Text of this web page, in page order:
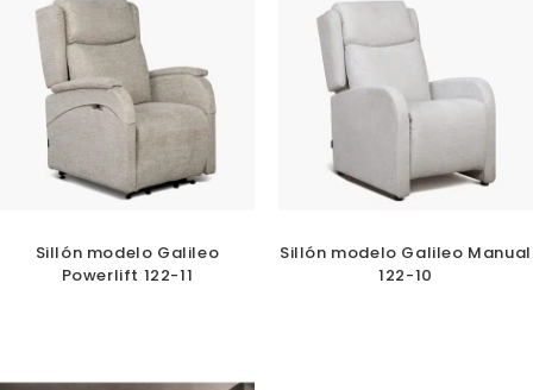
Sillón modelo Galileo
Powerlift 122-11
Sillón modelo Galileo Manual
122-10